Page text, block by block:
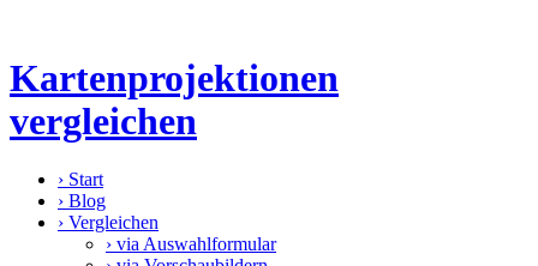
Kartenprojektionen
vergleichen
› Start
› Blog
› Vergleichen
› via Auswahlformular